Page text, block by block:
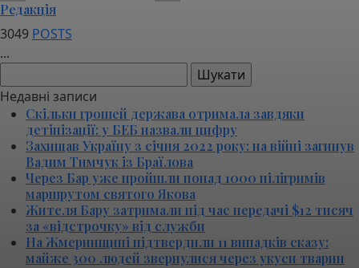
Редакція
3049 POSTS
...
Недавні записи
Скільки грошей держава отримала завдяки
детінізації: у БЕБ назвали цифру
Захищав Україну з січня 2022 року: на війні загинув
Вадим Тимчук із Браїлова
Через Бар уже пройшли понад 1000 пілігримів
маршрутом святого Якова
Жителя Бару затримали під час передачі $12 тисяч
за «відстрочку» від служби
На Жмеринщині підтвердили 11 випадків сказу:
майже 300 людей звернулися через укуси тварин